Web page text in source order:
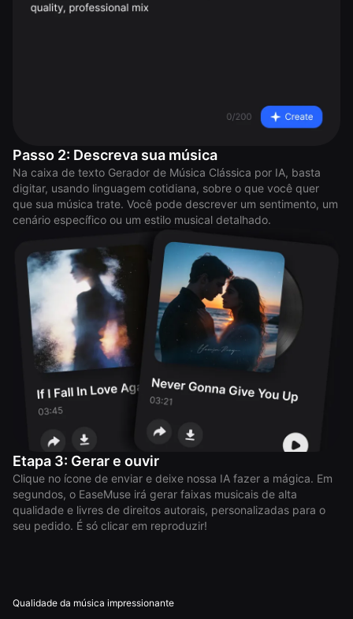
Passo 2: Descreva sua música
Na caixa de texto Gerador de Música Clássica por IA, basta
digitar, usando linguagem cotidiana, sobre o que você quer
que sua música trate. Você pode descrever um sentimento, um
cenário específico ou um estilo musical detalhado.
Etapa 3: Gerar e ouvir
Clique no ícone de enviar e deixe nossa IA fazer a mágica. Em
segundos, o EaseMuse irá gerar faixas musicais de alta
qualidade e livres de direitos autorais, personalizadas para o
seu pedido. É só clicar em reproduzir!
Qualidade da música impressionante